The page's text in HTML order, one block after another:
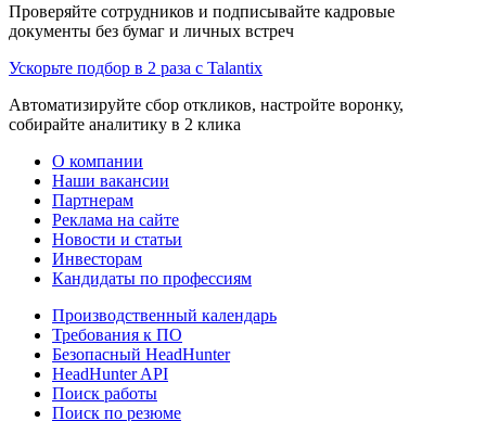
Проверяйте сотрудников и подписывайте кадровые
документы без бумаг и личных встреч
Ускорьте подбор в 2 раза с Talantix
Автоматизируйте сбор откликов, настройте воронку,
собирайте аналитику в 2 клика
О компании
Наши вакансии
Партнерам
Реклама на сайте
Новости и статьи
Инвесторам
Кандидаты по профессиям
Производственный календарь
Требования к ПО
Безопасный HeadHunter
HeadHunter API
Поиск работы
Поиск по резюме